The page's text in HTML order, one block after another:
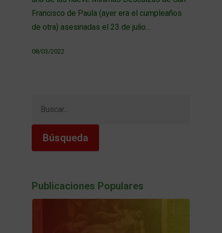
Francisco de Paula (ayer era el cumpleaños
de otra) asesinadas el 23 de julio…
08/03/2022
Publicaciones Populares